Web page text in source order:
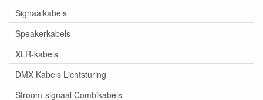
Signaalkabels
Speakerkabels
XLR-kabels
DMX Kabels Lichtsturing
Stroom-signaal Combikabels